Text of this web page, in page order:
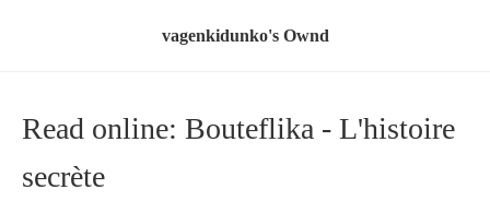
vagenkidunko's Ownd
Read online: Bouteflika - L'histoire
secrète